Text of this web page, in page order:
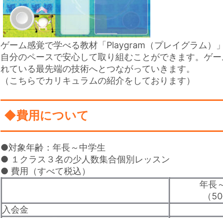
ゲーム感覚で学べる教材「Playgram（プレイグラム）
自分のペースで安心して取り組むことができます。ゲ
れている最先端の技術へとつながっていきます。
（こちらでカリキュラムの紹介をしております）
◆費用について
●対象年齢：年長～中学生
● １クラス３名の少人数集合個別レッスン
● 費用（すべて税込）
年長
（
入会金